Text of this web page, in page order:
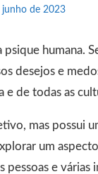
junho de 2023
humana.
desejos e
e de todas as
mas possui
um
e várias